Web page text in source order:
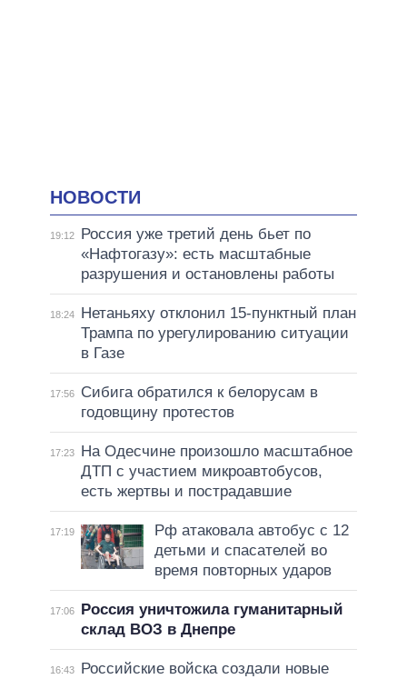
НОВОСТИ
19:12
Россия уже третий день бьет по
«Нафтогазу»: есть масштабные
разрушения и остановлены работы
18:24
Нетаньяху отклонил 15-пунктный план
Трампа по урегулированию ситуации
в Газе
17:56
Сибига обратился к белорусам в
годовщину протестов
17:23
На Одесчине произошло масштабное
ДТП с участием микроавтобусов,
есть жертвы и пострадавшие
17:19
Рф атаковала автобус с 12
детьми и спасателей во
время повторных ударов
17:06
Россия уничтожила гуманитарный
склад ВОЗ в Днепре
16:43
Российские войска создали новые